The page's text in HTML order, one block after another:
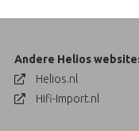
Andere Helios
Helios.nl
Hifi-Import.nl